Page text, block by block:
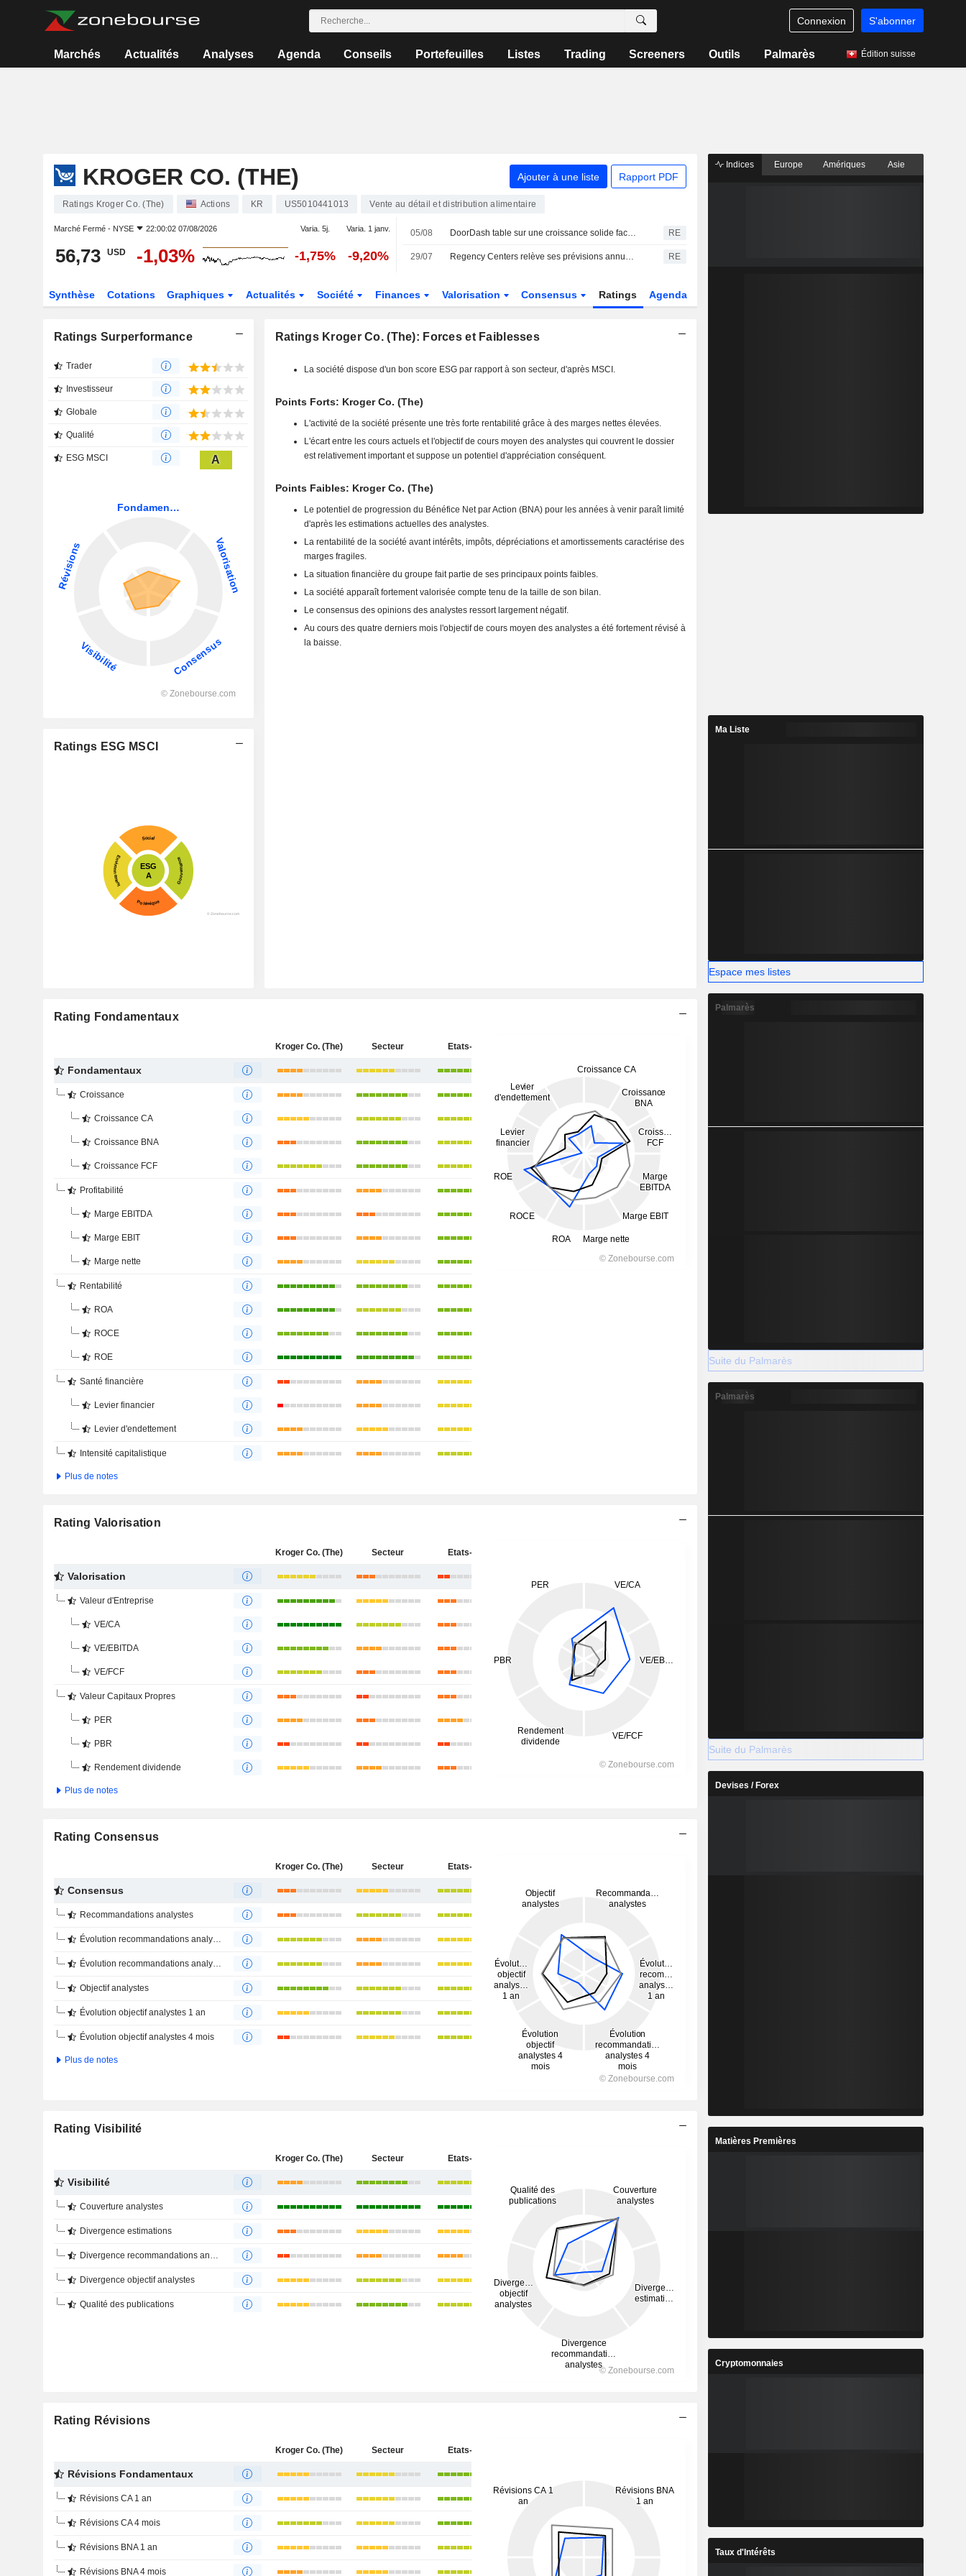
Connexion S'abonner
Marchés Actualités Analyses Agenda Conseils Portefeuilles Listes Trading Screeners Outils Palmarès Édition suisse
KROGER CO. (THE) Ajouter à une liste Rapport PDF
Ratings Kroger Co. (The) Actions KR US5010441013 Vente au détail et distribution alimentaire
Marché Fermé - NYSE 22:00:02 07/08/2026 Varia. 5j. Varia. 1 janv.
56,73 USD -1,03% -1,75% -9,20%
05/08 DoorDash table sur une croissance solide face à la résilience de la demande de livraison RE
29/07 Regency Centers relève ses prévisions annuelles face à la solidité de la demande locative RE
Synthèse Cotations Graphiques Actualités Société Finances Valorisation Consensus Ratings Agenda
Ratings Surperformance
Trader
Investisseur
Globale
Qualité
ESG MSCI A
Ratings ESG MSCI
Ratings Kroger Co. (The): Forces et Faiblesses
La société dispose d'un bon score ESG par rapport à son secteur, d'après MSCI.
Points Forts: Kroger Co. (The)
L'activité de la société présente une très forte rentabilité grâce à des marges nettes élevées.
L'écart entre les cours actuels et l'objectif de cours moyen des analystes qui couvrent le dossier
est relativement important et suppose un potentiel d'appréciation conséquent.
Points Faibles: Kroger Co. (The)
Le potentiel de progression du Bénéfice Net par Action (BNA) pour les années à venir paraît limité
d'après les estimations actuelles des analystes.
La rentabilité de la société avant intérêts, impôts, dépréciations et amortissements caractérise des
marges fragiles.
La situation financière du groupe fait partie de ses principaux points faibles.
La société apparaît fortement valorisée compte tenu de la taille de son bilan.
Le consensus des opinions des analystes ressort largement négatif.
Au cours des quatre derniers mois l'objectif de cours moyen des analystes a été fortement révisé à
la baisse.
Rating Fondamentaux
Kroger Co. (The) Secteur Etats-Unis
Fondamentaux
Croissance
Croissance CA
Croissance BNA
Croissance FCF
Profitabilité
Marge EBITDA
Marge EBIT
Marge nette
Rentabilité
ROA
ROCE
ROE
Santé financière
Levier financier
Levier d'endettement
Intensité capitalistique
Plus de notes
Rating Valorisation
Kroger Co. (The) Secteur Etats-Unis
Valorisation
Valeur d'Entreprise
VE/CA
VE/EBITDA
VE/FCF
Valeur Capitaux Propres
PER
PBR
Rendement dividende
Plus de notes
Rating Consensus
Kroger Co. (The) Secteur Etats-Unis
Consensus
Recommandations analystes
Évolution recommandations analystes 1 an
Évolution recommandations analystes 4 mois
Objectif analystes
Évolution objectif analystes 1 an
Évolution objectif analystes 4 mois
Plus de notes
Rating Visibilité
Kroger Co. (The) Secteur Etats-Unis
Visibilité
Couverture analystes
Divergence estimations
Divergence recommandations analystes
Divergence objectif analystes
Qualité des publications
Rating Révisions
Kroger Co. (The) Secteur Etats-Unis
Révisions Fondamentaux
Révisions CA 1 an
Révisions CA 4 mois
Révisions BNA 1 an
Révisions BNA 4 mois
Indices Europe Amériques Asie
Ma Liste
Espace mes listes
Palmarès
Suite du Palmarès
Palmarès
Suite du Palmarès
Devises / Forex
Matières Premières
Cryptomonnaies
Taux d'Intérêts